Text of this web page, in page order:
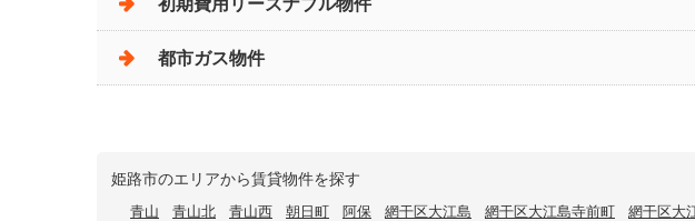
都市ガス物件
姫路市のエリアから賃貸物件を探す
青山 青山北 青山西 朝日町 阿保 網干区大江島 網干区大江島寺前町 網干区大